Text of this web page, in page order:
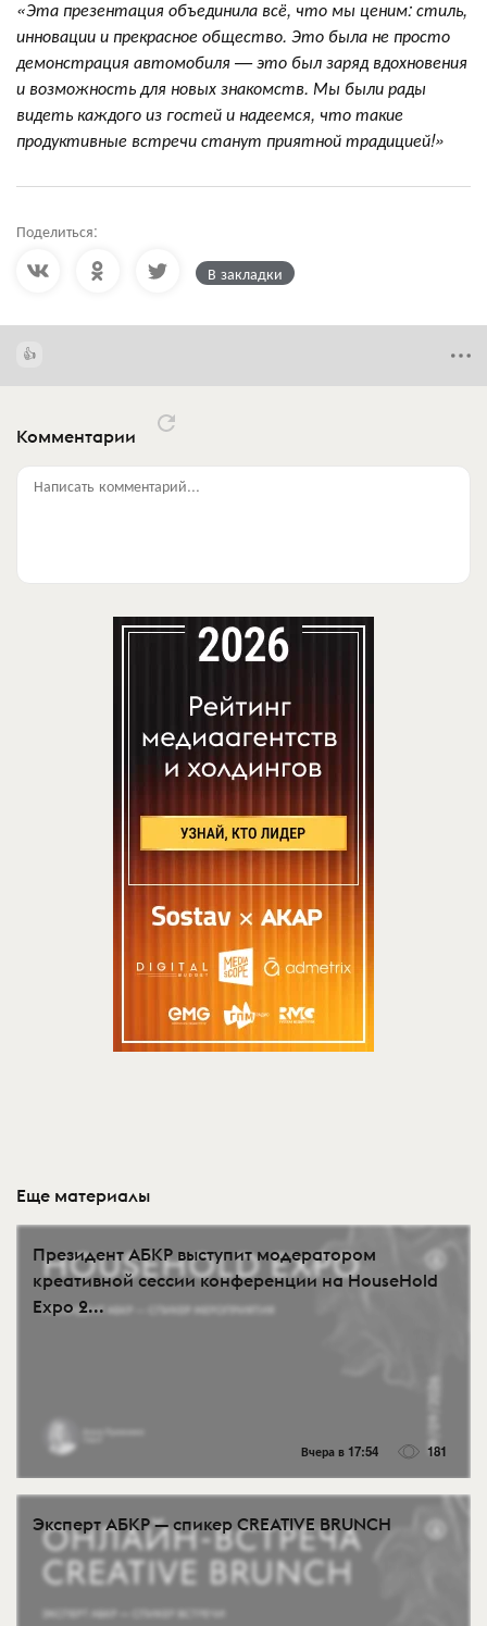
«Эта презентация объединила всё, что мы ценим: стиль,
инновации и прекрасное общество. Это была не просто
демонстрация автомобиля — это был заряд вдохновения
и возможность для новых знакомств. Мы были рады
видеть каждого из гостей и надеемся, что такие
продуктивные встречи станут приятной традицией!»
Поделиться:
В закладки
Комментарии
Написать комментарий...
Еще материалы
Президент АБКР выступит модератором
креативной сессии конференции на HouseHold
Expo 2...
Вчера в 17:54 181
Эксперт АБКР — спикер CREATIVE BRUNCH